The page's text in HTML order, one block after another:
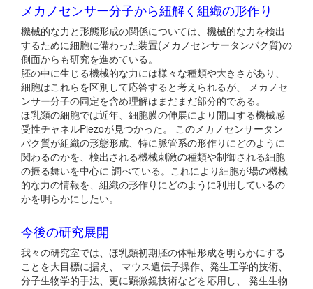
メカノセンサー分子から紐解く組織の形作り
機械的な力と形態形成の関係については、機械的な力を検出
するために細胞に備わった装置(メカノセンサータンパク質)の
側面からも研究を進めている。
胚の中に生じる機械的な力には様々な種類や大きさがあり、
細胞はこれらを区別して応答すると考えられるが、 メカノセ
ンサー分子の同定を含め理解はまだまだ部分的である。
ほ乳類の細胞では近年、細胞膜の伸展により開口する機械感
受性チャネルPiezoが見つかった。 このメカノセンサータン
パク質が組織の形態形成、特に脈管系の形作りにどのように
関わるのかを、検出される機械刺激の種類や制御される細胞
の振る舞いを中心に 調べている。これにより細胞が場の機械
的な力の情報を、組織の形作りにどのように利用しているの
かを明らかにしたい。
今後の研究展開
我々の研究室では、ほ乳類初期胚の体軸形成を明らかにする
ことを大目標に据え、 マウス遺伝子操作、発生工学的技術、
分子生物学的手法、更に顕微鏡技術などを応用し、 発生生物